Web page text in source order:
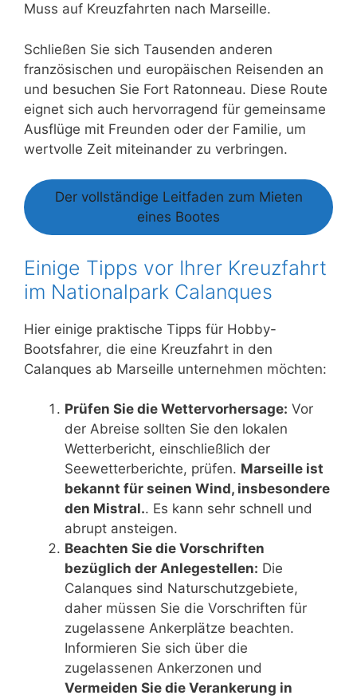
Muss auf Kreuzfahrten nach Marseille.
Schließen Sie sich Tausenden anderen
französischen und europäischen Reisenden an
und besuchen Sie Fort Ratonneau. Diese Route
eignet sich auch hervorragend für gemeinsame
Ausflüge mit Freunden oder der Familie, um
wertvolle Zeit miteinander zu verbringen.
Der vollständige Leitfaden zum Mieten
eines Bootes
Einige Tipps vor Ihrer Kreuzfahrt
im Nationalpark Calanques
Hier einige praktische Tipps für Hobby-
Bootsfahrer, die eine Kreuzfahrt in den
Calanques ab Marseille unternehmen möchten:
Prüfen Sie die Wettervorhersage: Vor
der Abreise sollten Sie den lokalen
Wetterbericht, einschließlich der
Seewetterberichte, prüfen. Marseille ist
bekannt für seinen Wind, insbesondere
den Mistral.. Es kann sehr schnell und
abrupt ansteigen.
Beachten Sie die Vorschriften
bezüglich der Anlegestellen: Die
Calanques sind Naturschutzgebiete,
daher müssen Sie die Vorschriften für
zugelassene Ankerplätze beachten.
Informieren Sie sich über die
zugelassenen Ankerzonen und
Vermeiden Sie die Verankerung in